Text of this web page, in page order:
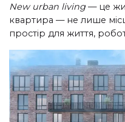
New urban living— це
квартира — не лише
простір для життя,